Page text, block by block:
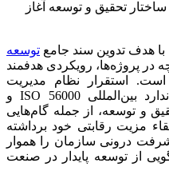
تحقیق و توسعه آغاز
هدف تدوین سند جامع توسعه
پروژه‌ها، رویکردی هدفمند
است. استقرار نظام مدیریت
نوآوری، آماده‌سازی الزامات استاندارد بین‌المللی ISO 56000 و
و توسعه، از جمله گام‌هایی
مزیت رقابتی خود برداشته
درونی سازمان را هموار
از توسعه پایدار در صنعت